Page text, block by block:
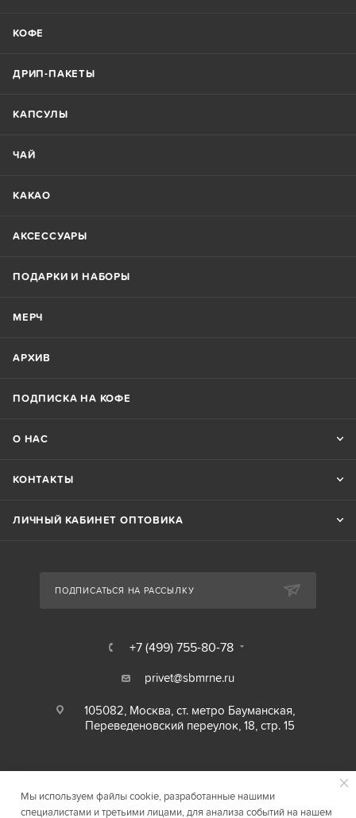
КОФЕ
ДРИП-ПАКЕТЫ
КАПСУЛЫ
ЧАЙ
КАКАО
АКСЕССУАРЫ
ПОДАРКИ И НАБОРЫ
МЕРЧ
АРХИВ
ПОДПИСКА НА КОФЕ
О НАС
КОНТАКТЫ
ЛИЧНЫЙ КАБИНЕТ ОПТОВИКА
ПОДПИСАТЬСЯ НА РАССЫЛКУ
+7 (499) 755-80-78
privet@sbmrne.ru
105082, Москва, ст. метро Бауманская,
Переведеновский переулок, 18, стр. 15
Мы используем файлы cookie, разработанные нашими
специалистами и третьими лицами, для анализа событий на нашем